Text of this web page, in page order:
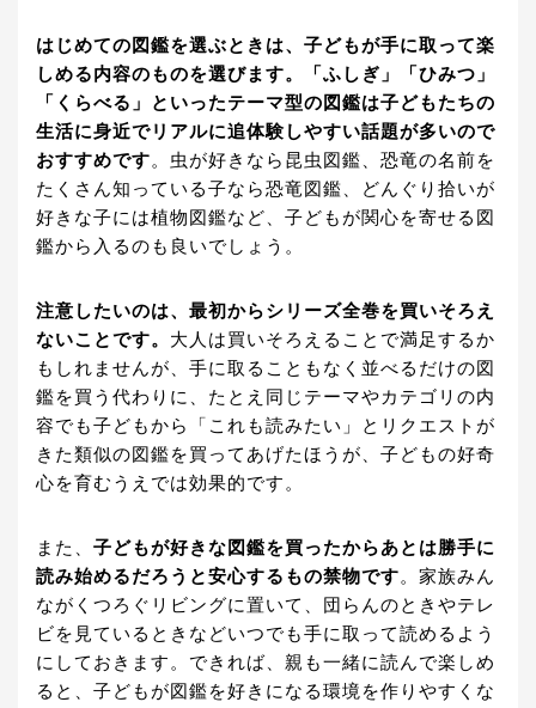
はじめての図鑑を選ぶときは、子どもが手に取って楽
しめる内容のものを選びます。「ふしぎ」「ひみつ」
「くらべる」といったテーマ型の図鑑は子どもたちの
生活に身近でリアルに追体験しやすい話題が多いので
おすすめです。虫が好きなら昆虫図鑑、恐竜の名前を
たくさん知っている子なら恐竜図鑑、どんぐり拾いが
好きな子には植物図鑑など、子どもが関心を寄せる図
鑑から入るのも良いでしょう。
注意したいのは、最初からシリーズ全巻を買いそろえ
ないことです。 大人は買いそろえることで満足するか
もしれませんが、手に取ることもなく並べるだけの図
鑑を買う代わりに、たとえ同じテーマやカテゴリの内
容でも子どもから「これも読みたい」とリクエストが
きた類似の図鑑を買ってあげたほうが、子どもの好奇
心を育むうえでは効果的です。
また、 子どもが好きな図鑑を買ったからあとは勝手に
読み始めるだろうと安心するもの禁物です。家族みん
ながくつろぐリビングに置いて、団らんのときやテレ
ビを見ているときなどいつでも手に取って読めるよう
にしておきます。できれば、親も一緒に読んで楽しめ
ると、子どもが図鑑を好きになる環境を作りやすくな